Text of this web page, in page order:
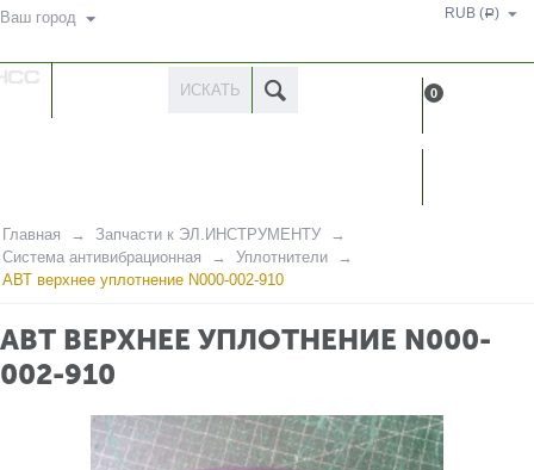
Ваш город RUB (Р)
0
Главная
Запчасти к ЭЛ.ИНСТРУМЕНТУ
Система антивибрационная
Уплотнители
АВТ верхнее уплотнение N000-002-910
АВТ ВЕРХНЕЕ УПЛОТНЕНИЕ N000-
002-910